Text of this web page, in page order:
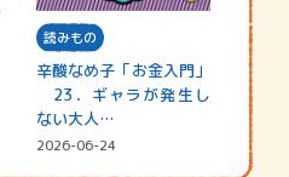
読みもの
辛酸なめ子「お金入門」
23．ギャラが発生し
ない大人…
2026-06-24